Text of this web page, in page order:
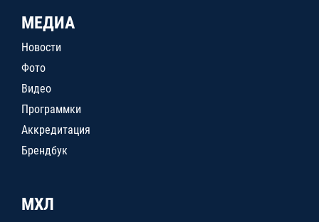
МЕДИА
Новости
Фото
Видео
Программки
Аккредитация
Брендбук
МХЛ